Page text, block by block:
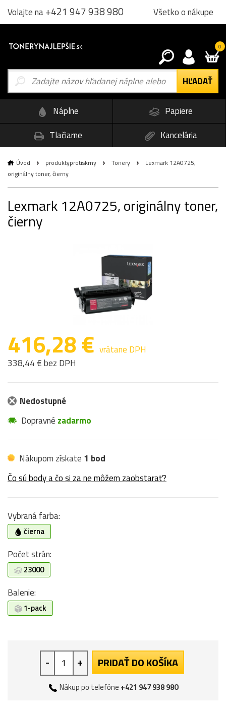
Volajte na+421 947 938 980 Všetko o nákupe
0
Náplne
Papiere
Tlačiarne
Kancelária
Úvod produktyprotiskrny Tonery
Lexmark 12A0725,
originálny toner, čierny
Lexmark 12A0725, originálny toner,
čierny
416,28 € vrátane DPH
338,44 € bez DPH
Nedostupné
Dopravné zadarmo
Nákupom získate 1 bod
Čo sú body a čo si za ne môžem zaobstarať?
Vybraná farba:
čierna
Počet strán:
23000
Balenie:
1-pack
- + PRIDAŤ DO KOŠÍKA
Nákup po telefóne +421 947 938 980